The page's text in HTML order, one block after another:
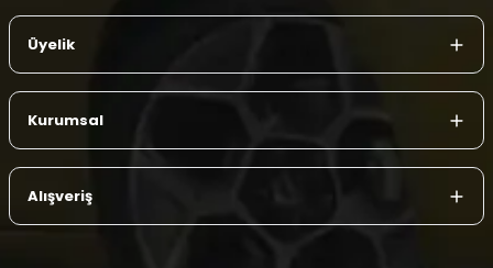
Üyelik
Kurumsal
Alışveriş